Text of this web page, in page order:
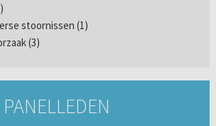
stoornissen (1)
(3)
PANELLEDEN